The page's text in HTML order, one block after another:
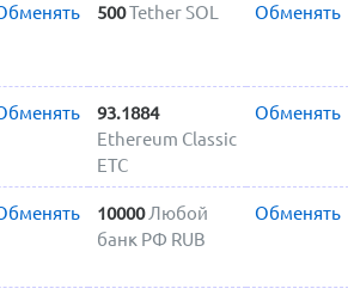
500Tether SOL Обменять
93.1884
Ethereum Classic
ETC
Обменять
10000 Любой
банк РФ RUB
Обменять